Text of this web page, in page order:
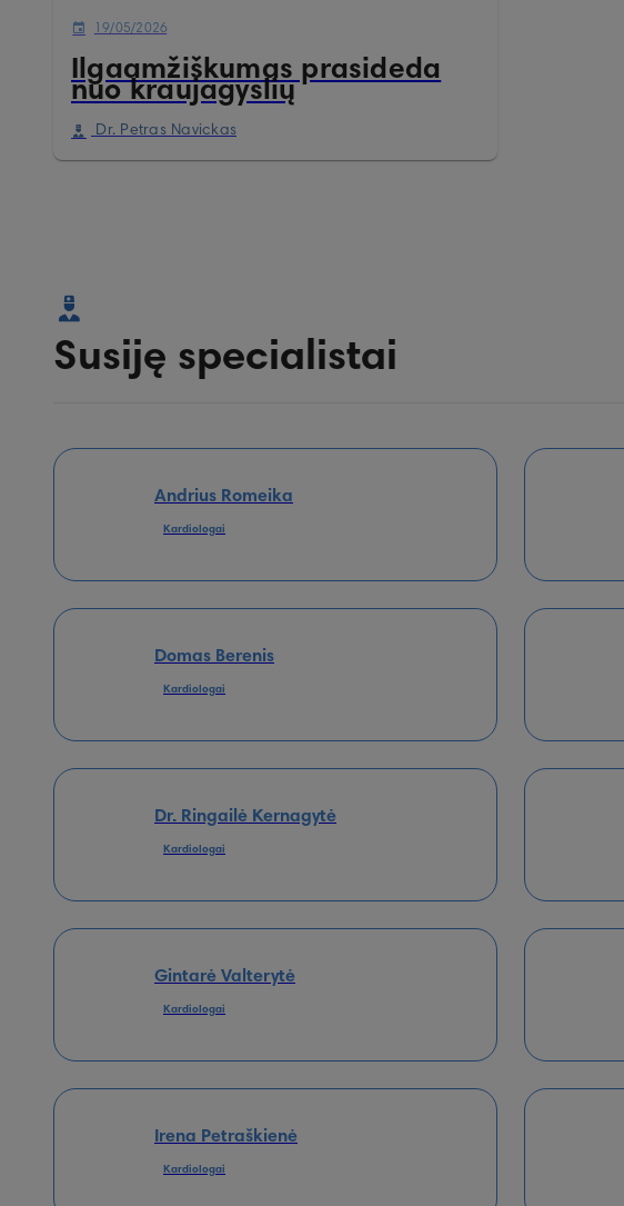
19/05/2026
Ilgaamžiškumas prasideda
nuo kraujagyslių
Dr. Petras Navickas
Susiję specialistai
Andrius Romeika
Kardiologai
Domas Berenis
Kardiologai
Dr. Ringailė Kernagytė
Kardiologai
Gintarė Valterytė
Kardiologai
Irena Petraškienė
Kardiologai